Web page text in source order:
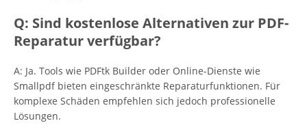
Q: Sind kostenlose Alternativen zur PDF-
Reparatur verfügbar?
A: Ja. Tools wie PDFtk Builder oder Online-Dienste wie
Smallpdf bieten eingeschränkte Reparaturfunktionen. Für
komplexe Schäden empfehlen sich jedoch professionelle
Lösungen.